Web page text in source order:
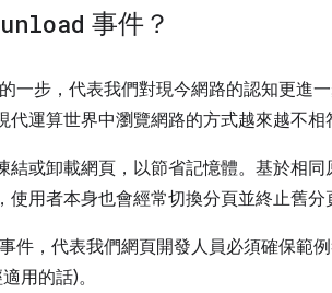
unload 事件？
一步，代表我們對現今網路的認知更進一
代運算世界中瀏覽網路的方式越來越不相
結或卸載網頁，以節省記憶體。基於相
使用者本身也會經常切換分頁並終止舊分
事件，代表我們網頁開發人員必須確保範
用的話)。